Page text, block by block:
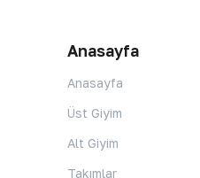
Anasayfa
Anasayfa
Üst Giyim
Alt Giyim
Takımlar